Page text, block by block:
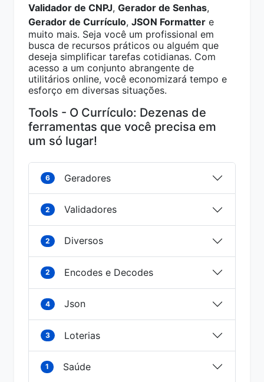
Validador de CNPJ, Gerador de Senhas,
Gerador de Currículo, JSON Formatter e
muito mais. Seja você um profissional em
busca de recursos práticos ou alguém que
deseja simplificar tarefas cotidianas. Com
acesso a um conjunto abrangente de
utilitários online, você economizará tempo e
esforço em diversas situações.
Tools - O Currículo: Dezenas de
ferramentas que você precisa em
um só lugar!
6 Geradores
2 Validadores
2 Diversos
2 Encodes e Decodes
4 Json
3 Loterias
1 Saúde